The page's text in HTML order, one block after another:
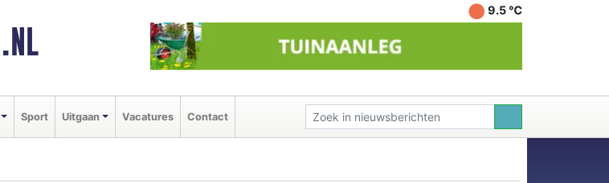
9.5 ℃
Sport Uitgaan Vacatures Contact